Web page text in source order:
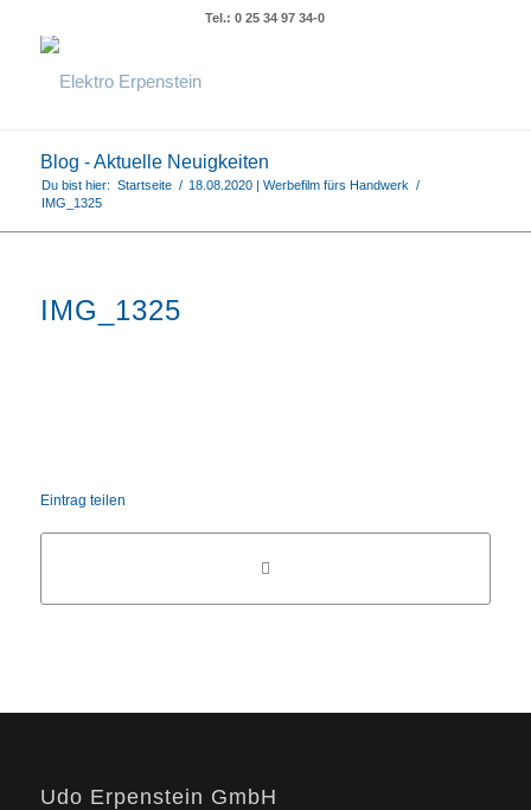
Tel.: 0 25 34 97 34-0
Blog - Aktuelle Neuigkeiten
Du bist hier: Startseite / 18.08.2020 | Werbefilm fürs Handwerk /
IMG_1325
IMG_1325
Eintrag teilen
Udo Erpenstein GmbH